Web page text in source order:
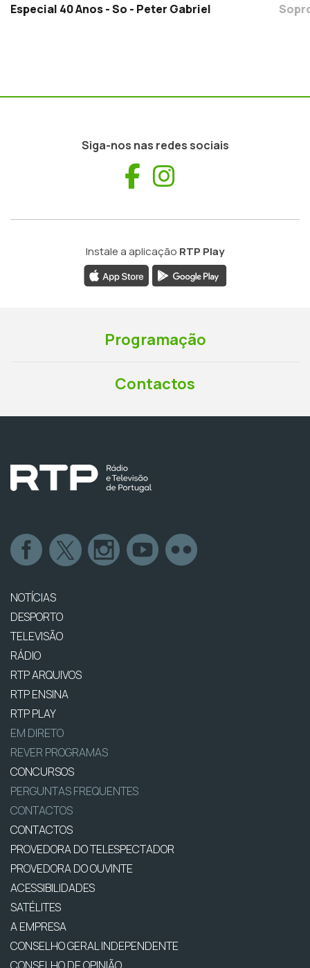
Especial 40 Anos - So - Peter Gabriel
Siga-nos nas redes sociais
Facebook
Instale a aplicação RTP Play
Programação
Contactos
NOTÍCIAS
DESPORTO
TELEVISÃO
RÁDIO
RTP ARQUIVOS
RTP ENSINA
RTP PLAY
EM DIRETO
REVER PROGRAMAS
CONCURSOS
PERGUNTAS FREQUENTES
CONTACTOS
CONTACTOS
PROVEDORA DO TELESPECTADOR
PROVEDORA DO OUVINTE
ACESSIBILIDADES
SATÉLITES
A EMPRESA
CONSELHO GERAL INDEPENDENTE